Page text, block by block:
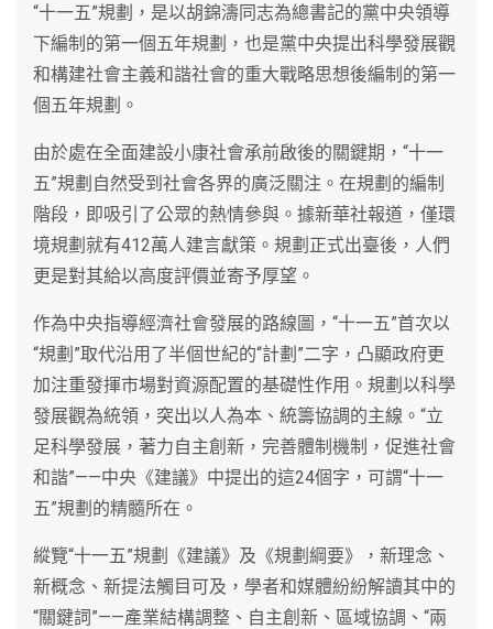
“十一五”規劃，是以胡錦濤同志為總書記的黨中央領導
下編制的第一個五年規劃，也是黨中央提出科學發展觀
和構建社會主義和諧社會的重大戰略思想後編制的第一
個五年規劃。
由於處在全面建設小康社會承前啟後的關鍵期，“十一
五”規劃自然受到社會各界的廣泛關注。在規劃的編制
階段，即吸引了公眾的熱情參與。據新華社報道，僅環
境規劃就有412萬人建言獻策。規劃正式出臺後，人們
更是對其給以高度評價並寄予厚望。
作為中央指導經濟社會發展的路線圖，“十一五”首次以
“規劃”取代沿用了半個世紀的“計劃”二字，凸顯政府更
加注重發揮市場對資源配置的基礎性作用。規劃以科學
發展觀為統領，突出以人為本、統籌協調的主線。“立
足科學發展，著力自主創新，完善體制機制，促進社會
和諧”——中央《建議》中提出的這24個字，可謂“十一
五”規劃的精髓所在。
縱覽“十一五”規劃《建議》及《規劃綱要》，新理念、
新概念、新提法觸目可及，學者和媒體紛紛解讀其中的
“關鍵詞”——產業結構調整、自主創新、區域協調、“兩